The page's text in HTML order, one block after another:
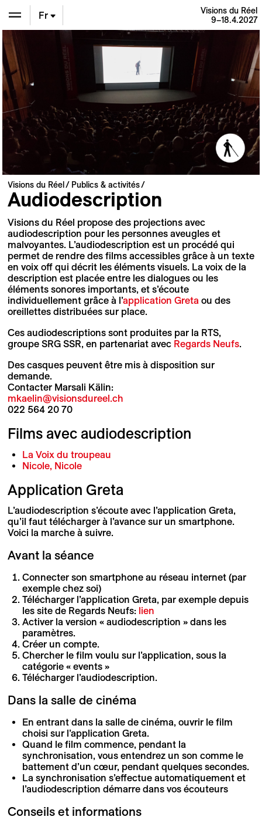
Fr
Visions du Réel
9–18.4.2027
Visions du Réel Publics & activités
Audiodescription
Visions du Réel propose des projections avec
audiodescription pour les personnes aveugles et
malvoyantes. L’audiodescription est un procédé qui
permet de rendre des films accessibles grâce à un texte
en voix off qui décrit les éléments visuels. La voix de la
description est placée entre les dialogues ou les
éléments sonores importants, et s’écoute
individuellement grâce à l’application Greta ou des
oreillettes distribuées sur place.
Ces audiodescriptions sont produites par la RTS,
groupe SRG SSR, en partenariat avec Regards Neufs.
Des casques peuvent être mis à disposition sur
demande.
Contacter Marsali Kälin:
mkaelin@visionsdureel.ch
022 564 20 70
Films avec audiodescription
La Voix du troupeau
Nicole, Nicole
Application Greta
L’audiodescription s’écoute avec l’application Greta,
qu’il faut télécharger à l’avance sur un smartphone.
Voici la marche à suivre.
Avant la séance
Connecter son smartphone au réseau internet (par
exemple chez soi)
Télécharger l’application Greta, par exemple depuis
les site de Regards Neufs: lien
Activer la version « audiodescription » dans les
paramètres.
Créer un compte.
Chercher le film voulu sur l’application, sous la
catégorie « events »
Télécharger l’audiodescription.
Dans la salle de cinéma
En entrant dans la salle de cinéma, ouvrir le film
choisi sur l’application Greta.
Quand le film commence, pendant la
synchronisation, vous entendrez un son comme le
battement d’un cœur, pendant quelques secondes.
La synchronisation s’effectue automatiquement et
l’audiodescription démarre dans vos écouteurs
Conseils et informations